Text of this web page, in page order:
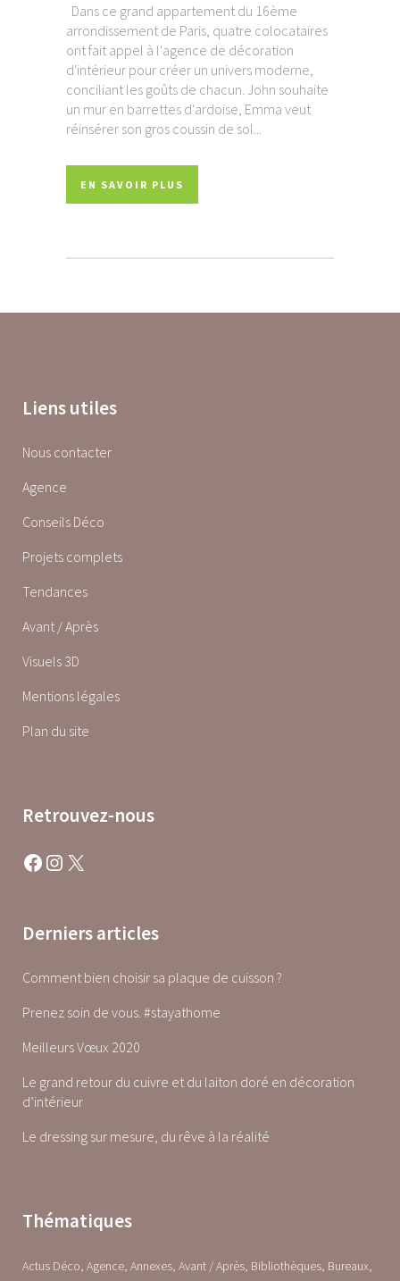
Dans ce grand appartement du 16ème
arrondissement de Paris, quatre colocataires
ont fait appel à l'agence de décoration
d'intérieur pour créer un univers moderne,
conciliant les goûts de chacun. John souhaite
un mur en barrettes d'ardoise, Emma veut
réinsérer son gros coussin de sol...
EN SAVOIR PLUS
Liens utiles
Nous contacter
Agence
Conseils Déco
Projets complets
Tendances
Avant / Après
Visuels 3D
Mentions légales
Plan du site
Retrouvez-nous
Facebook Instagram X
Derniers articles
Comment bien choisir sa plaque de cuisson ?
Prenez soin de vous. #stayathome
Meilleurs Vœux 2020
Le grand retour du cuivre et du laiton doré en décoration
d’intérieur
Le dressing sur mesure, du rêve à la réalité
Thématiques
Actus Déco Agence Annexes Avant / Après Bibliothèques Bureaux